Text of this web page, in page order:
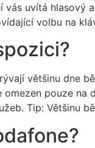
uvítá hlasový
volbu na
většinu dne
pouze
Tip: Většinu